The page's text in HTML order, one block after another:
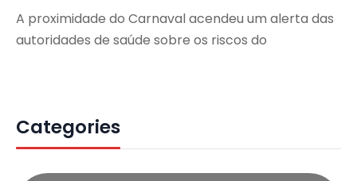
A proximidade do Carnaval acendeu um alerta das
autoridades de saúde sobre os riscos do
Categories